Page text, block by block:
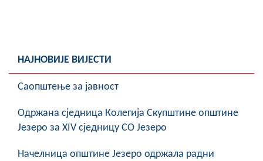
НАЈНОВИЈЕ ВИЈЕСТИ
Саопштење за јавност
Oдржана сједница Колегија Скупштине општине
Језеро за XIV сједницу СО Језеро
Начелница општине Језеро одржала радни